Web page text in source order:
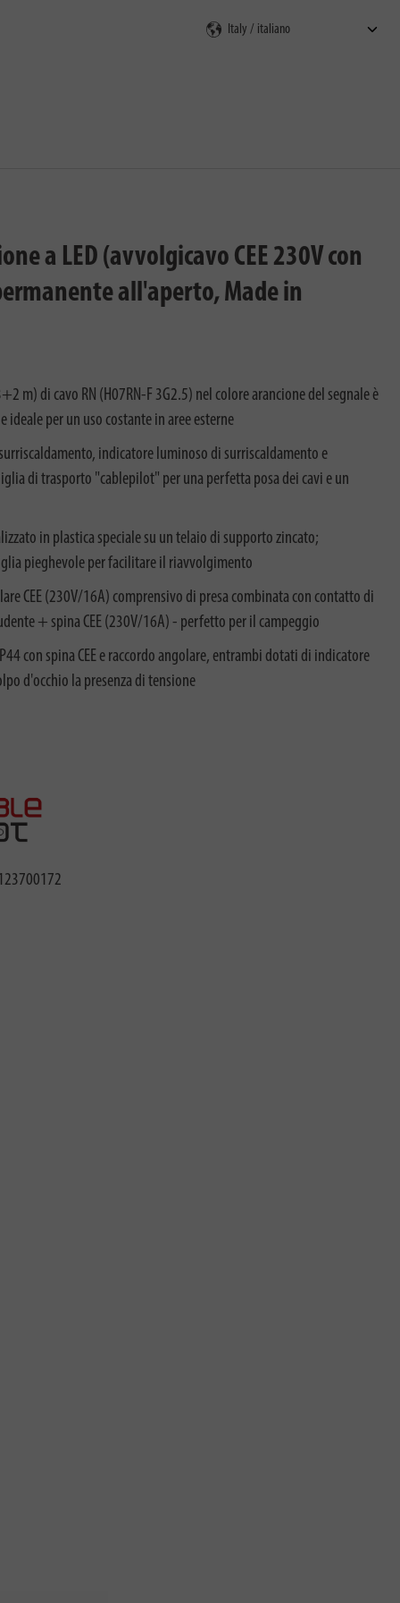
a LED (avvolgicavo CEE 230V con
all'aperto, Made in
m) di cavo RN (H07RN-F 3G2.5) nel colore arancione del segnale è
per un uso costante in aree esterne
indicatore luminoso di surriscaldamento e
di trasporto "cablepilot" per una perfetta posa dei cavi e un
in plastica speciale su un telaio di supporto zincato;
pieghevole per facilitare il riavvolgimento
CEE (230V/16A) comprensivo di presa combinata con contatto di
+ spina CEE (230V/16A) - perfetto per il campeggio
con spina CEE e raccordo angolare, entrambi dotati di indicatore
d'occhio la presenza di tensione